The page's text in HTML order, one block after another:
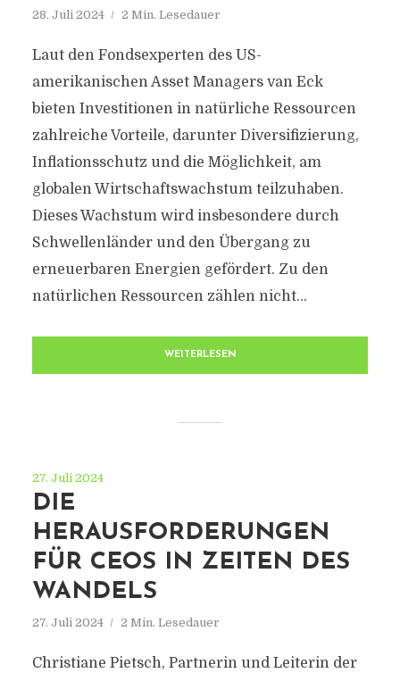
28. Juli 2024 2 Min. Lesedauer
Laut den Fondsexperten des US-
amerikanischen Asset Managers van Eck
bieten Investitionen in natürliche Ressourcen
zahlreiche Vorteile, darunter Diversifizierung,
Inflationsschutz und die Möglichkeit, am
globalen Wirtschaftswachstum teilzuhaben.
Dieses Wachstum wird insbesondere durch
Schwellenländer und den Übergang zu
erneuerbaren Energien gefördert. Zu den
natürlichen Ressourcen zählen nicht...
WEITERLESEN
27. Juli 2024
DIE
HERAUSFORDERUNGEN
FÜR CEOS IN ZEITEN DES
WANDELS
27. Juli 2024 2 Min. Lesedauer
Christiane Pietsch, Partnerin und Leiterin der